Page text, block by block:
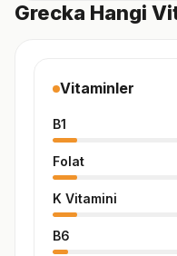
Grecka Hangi
Vitaminler
B1
Folat
K Vitamini
B6